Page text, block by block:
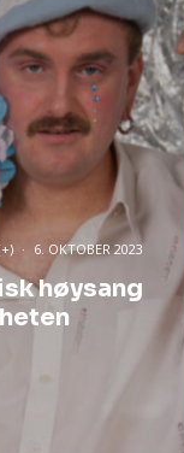
· 6. OKTOBER 2023
høysang